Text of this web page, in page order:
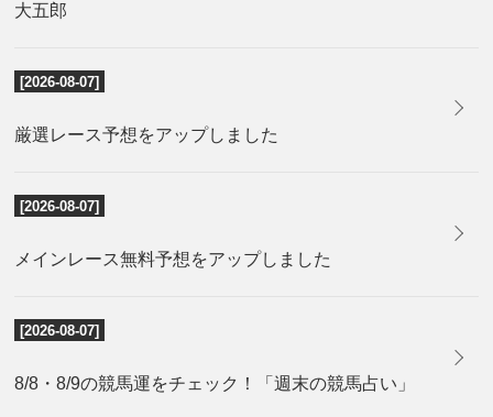
大五郎
[2026-08-07]
厳選レース予想をアップしました
[2026-08-07]
メインレース無料予想をアップしました
[2026-08-07]
8/8・8/9の競馬運をチェック！「週末の競馬占い」